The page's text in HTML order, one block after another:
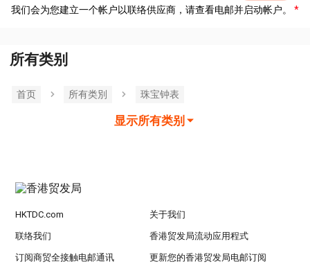
我们会为您建立一个帐户以联络供应商，请查看电邮并启动帐户。
所有类别
首页 所有类別 珠宝钟表
显示所有类别
HKTDC.com 关于我们
联络我们 香港贸发局流动应用程式
订阅商贸全接触电邮通讯 更新您的香港贸发局电邮订阅